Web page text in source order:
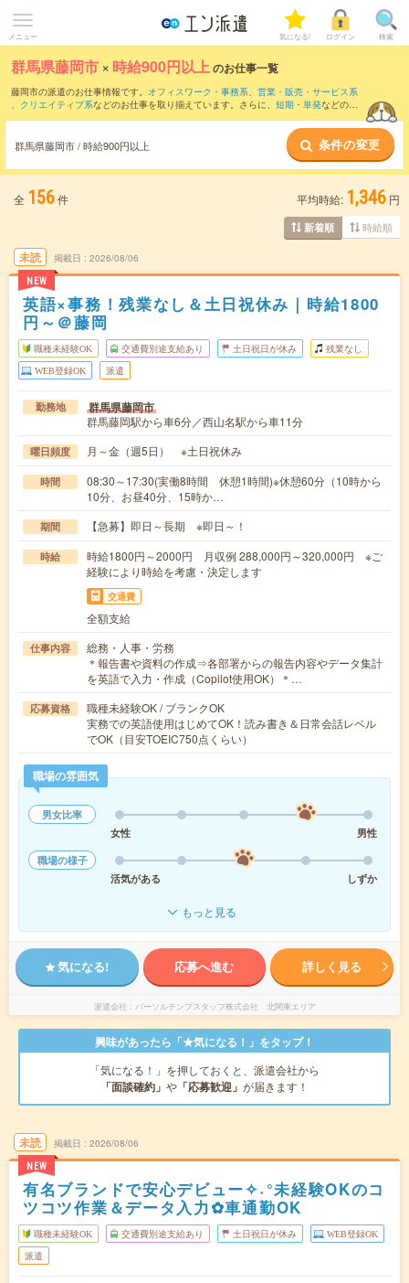
メニュー 気になる! ログイン 検索
群馬県藤岡市 × 時給900円以上のお仕事一覧
藤岡市の派遣のお仕事情報です。 オフィスワーク・事務系、 営業・販売・サービス系
、 クリエイティブ系などのお仕事を取り揃えています。さらに、 短期 ・ 単発などの期
時給1100円以上 ・1800円以上の求人はこちら
当サイトでは法令を遵守し、最低賃金以上の求人のみを掲載しています。
群馬県藤岡市 / 時給900円以上 条件の変更
全 156件 平均時給: 1,346 円
新着順 時給順
未読
NEW
掲載日 2026/08/06
英語×事務！残業なし＆土日祝休み｜時給1800
円～＠藤岡
職種未経験OK 交通費別途支給あり 土日祝日が休み 残業なし
WEB登録OK 派遣
勤務地 群馬県藤岡市
群馬藤岡駅から車6分／西山名駅から車11分
曜日頻度 月～金（週5日） ※土日祝休み
時間
08:30～17:30(実働8時間 休憩1時間)※休憩60分（10時から
10分、お昼40分、15時か…
期間 【急募】即日～長期 ※即日～！
時給
時給1800円～2000円 月収例 288,000円～320,000円 ※ご
経験により時給を考慮・決定します
交通費
全額支給
仕事内容
総務・人事・労務
＊報告書や資料の作成⇒各部署からの報告内容やデータ集計
を英語で入力・作成（Copilot使用OK）＊…
応募資格
職種未経験OK / ブランクOK
実務での英語使用はじめてOK！読み書き＆日常会話レベル
でOK（目安TOEIC750点くらい）
職場の雰囲気
男女比率
女性
男性
職場の様子
活気がある
しずか
もっと見る
気になる! 応募へ進む 詳しく見る
派遣会社 パーソルテンプスタッフ株式会社 北関東エリア
興味があったら「★気になる！」をタップ！
「気になる！」を押しておくと、派遣会社から
「面談確約」 や 「応募歓迎」 が届きます！
未読
NEW
掲載日 2026/08/06
有名ブランドで安心デビュー✧˖°未経験OKのコ
ツコツ作業＆データ入力✿車通勤OK
職種未経験OK 交通費別途支給あり 土日祝日が休み WEB登録OK
派遣